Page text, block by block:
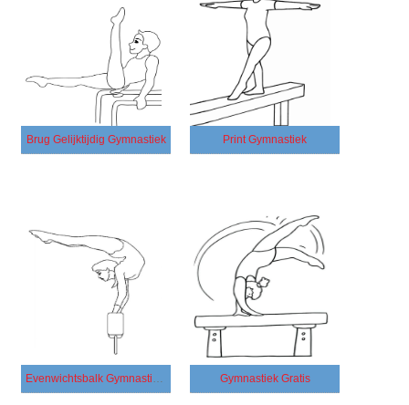
Brug Gelijktijdig Gymnastiek Print Gymnastiek
Evenwichtsbalk Gymnastiek Afbeelding Gymnastiek Gratis